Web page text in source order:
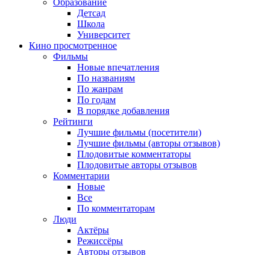
Детсад
Школа
Университет
Кино просмотренное
Фильмы
Новые впечатления
По названиям
По жанрам
По годам
В порядке добавления
Рейтинги
Лучшие фильмы (посетители)
Лучшие фильмы (авторы отзывов)
Плодовитые комментаторы
Плодовитые авторы отзывов
Комментарии
Новые
Все
По комментаторам
Люди
Актёры
Режиссёры
Авторы отзывов